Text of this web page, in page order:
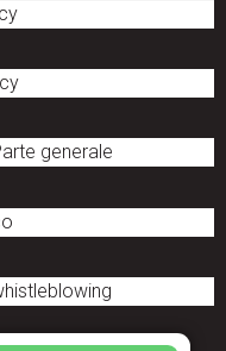
generale